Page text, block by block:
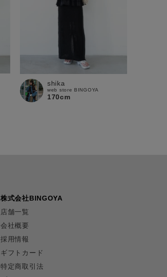
shika
web store BINGOYA
170cm
株式会社BINGOYA
店舗一覧
会社概要
採用情報
ギフトカード
特定商取引法